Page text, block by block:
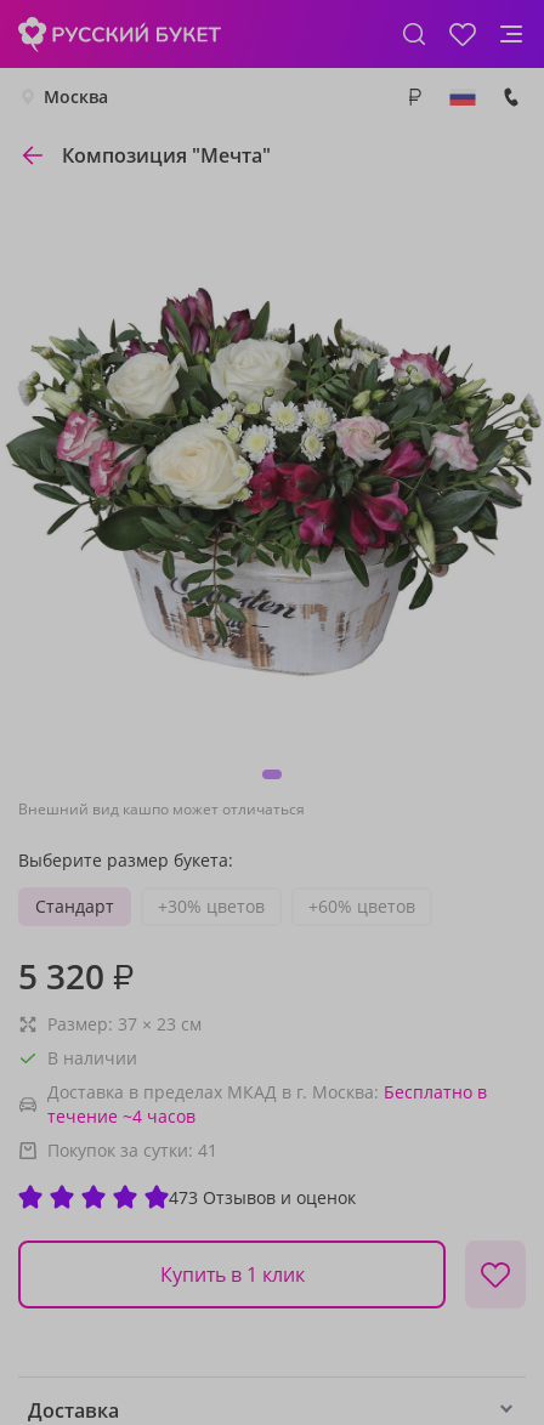
Москва
Композиция "Мечта"
Внешний вид кашпо может отличаться
Выберите размер букета:
Стандарт
+30% цветов +60% цветов
5 320 ₽
Размер: 37 × 23 см
В наличии
Доставка в пределах МКАД в г. Москва: Бесплатно в
течение ~4 часов
Покупок за сутки: 41
473 Отзывов и оценок
Купить в 1 клик
Доставка